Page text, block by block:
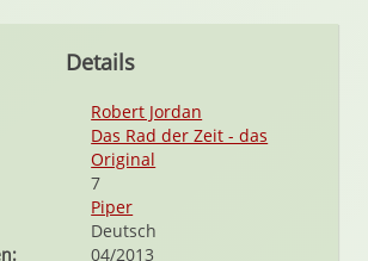
Details
Robert Jordan
Das Rad der Zeit - das
Original
7
Piper
Deutsch
04/2013